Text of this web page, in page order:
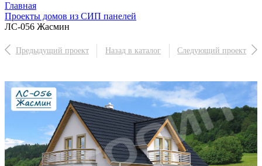
Главная
Проекты домов из СИП панелей
ЛС-056 Жасмин
Предыдущий проект Назад в каталог Следующий проект